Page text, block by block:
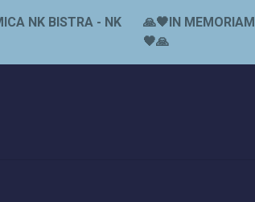
NK BISTRA - NK
🙏🖤IN MEMORIAM
🖤🙏